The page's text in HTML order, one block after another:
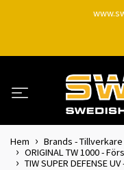
Hem
Brands -
ORIGINAL TW 1000 -
TIW SUPER DEFENSE